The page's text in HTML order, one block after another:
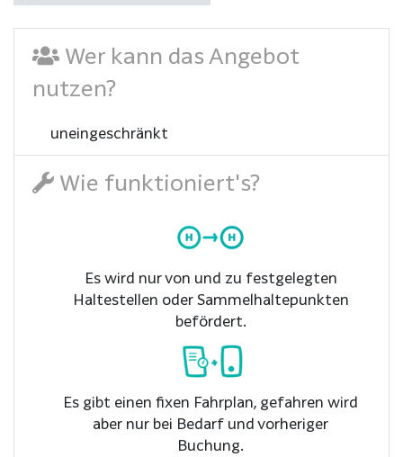
Wer kann das Angebot
nutzen?
uneingeschränkt
Wie funktioniert's?
Es wird nur von und zu festgelegten
Haltestellen oder Sammelhaltepunkten
befördert.
Es gibt einen fixen Fahrplan, gefahren wird
aber nur bei Bedarf und vorheriger
Buchung.